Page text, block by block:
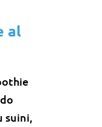
al
suini,